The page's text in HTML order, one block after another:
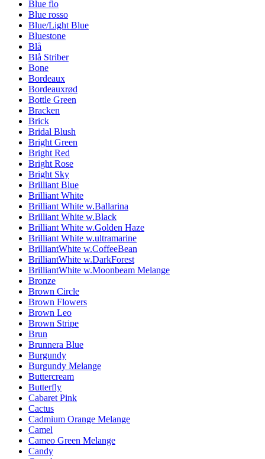
Blue flo
Blue rosso
Blue/Light Blue
Bluestone
Blå
Blå Striber
Bone
Bordeaux
Bordeauxrød
Bottle Green
Bracken
Brick
Bridal Blush
Bright Green
Bright Red
Bright Rose
Bright Sky
Brilliant Blue
Brilliant White
Brilliant White w.Ballarina
Brilliant White w.Black
Brilliant White w.Golden Haze
Brilliant White w.ultramarine
BrilliantWhite w.CoffeeBean
BrilliantWhite w.DarkForest
BrilliantWhite w.Moonbeam Melange
Bronze
Brown Circle
Brown Flowers
Brown Leo
Brown Stripe
Brun
Brunnera Blue
Burgundy
Burgundy Melange
Buttercream
Butterfly
Cabaret Pink
Cactus
Cadmium Orange Melange
Camel
Cameo Green Melange
Candy